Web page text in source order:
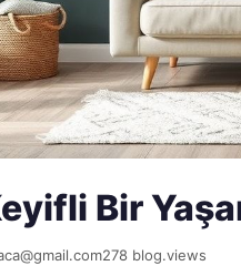
Bir
278 blog.views